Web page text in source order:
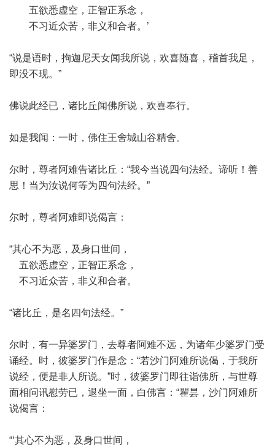
五欲悉虚空，正智正系念，
不习近众苦，非义和合者。’
“说是语时，拘迦尼天女闻我所说，欢喜随喜，稽首我足，
即没不现。”
佛说此经已，诸比丘闻佛所说，欢喜奉行。
如是我闻：一时，佛住王舍城山谷精舍。
尔时，尊者阿难告诸比丘：“我今当说四句法经。谛听！善
思！当为汝说何等为四句法经。”
尔时，尊者阿难即说偈言：
“其心不为恶，及身口世间，
五欲悉虚空，正智正系念，
不习近众苦，非义和合者。
“诸比丘，是名四句法经。”
尔时，有一异婆罗门，去尊者阿难不远，为诸年少婆罗门受
诵经。时，彼婆罗门作是念：“若沙门阿难所说偈，于我所
说经，便是非人所说。”时，彼婆罗门即往诣佛所，与世尊
面相问讯慰劳已，退坐一面，白佛言：“瞿昙，沙门阿难所
说偈言：
“‘其心不为恶，及身口世间，